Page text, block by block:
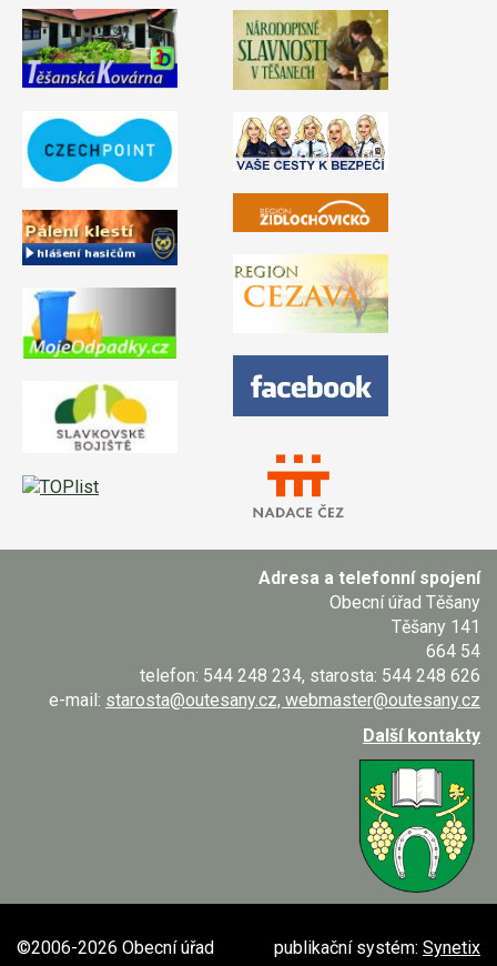
Adresa a telefonní spojení
Obecní úřad Těšany
Těšany 141
664 54
telefon: 544 248 234, starosta: 544 248 626
e-mail: starosta@outesany.cz, webmaster@outesany.cz
Další kontakty
publikační systém: Synetix
©2006-2026 Obecní úřad